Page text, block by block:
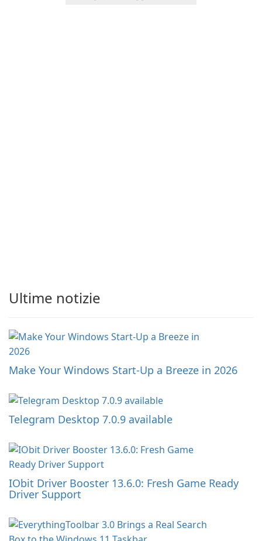
Ultime notizie
Make Your Windows Start-Up a Breeze in 2026
Telegram Desktop 7.0.9 available
IObit Driver Booster 13.6.0: Fresh Game Ready
Driver Support